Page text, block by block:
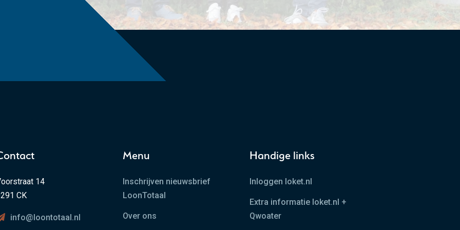
14
CK
info@loontotaal.nl
Menu
Inschrijven nieuwsbrief
LoonTotaal
Over ons
Handige links
Inloggen loket.nl
Extra informatie loket.nl +
Qwoater